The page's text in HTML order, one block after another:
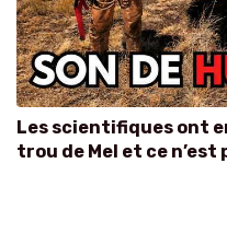
Les scientifiques ont
trou de Mel et ce n’est